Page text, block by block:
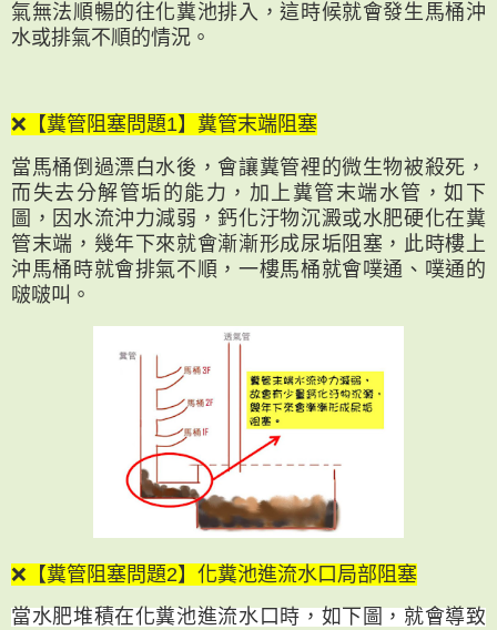
氣無法順暢的往化糞池排入，這時候就會發生馬桶沖
水或排氣不順的情況。
❌【糞管阻塞問題1】糞管末端阻塞
當馬桶倒過漂白水後，會讓糞管裡的微生物被殺死，
而失去分解管垢的能力，加上糞管末端水管，如下
圖，因水流沖力減弱，鈣化汙物沉澱或水肥硬化在糞
管末端，幾年下來就會漸漸形成尿垢阻塞，此時樓上
沖馬桶時就會排氣不順，一樓馬桶就會噗通、噗通的
啵啵叫。
❌【糞管阻塞問題2】化糞池進流水口局部阻塞
當水肥堆積在化糞池進流水口時，如下圖，就會導致